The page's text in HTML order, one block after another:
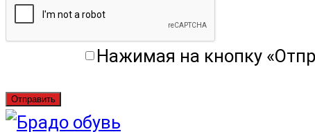
Нажимая на кнопку
Отправить